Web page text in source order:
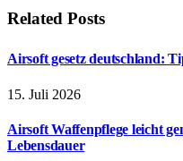
Related Posts
Airsoft gesetz deutschland:
15. Juli 2026
Airsoft Waffenpflege leicht
Lebensdauer